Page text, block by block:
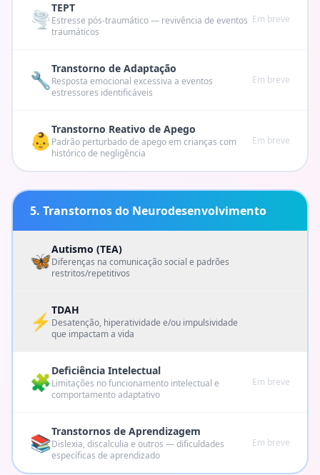
🌪️TEPT
Estresse pós-traumático — revivência de eventos
traumáticos
Em breve
🔧Transtorno de Adaptação
Resposta emocional excessiva a eventos
estressores identificáveis
Em breve
👶Transtorno Reativo de Apego
Padrão perturbado de apego em crianças com
histórico de negligência
Em breve
5. Transtornos do Neurodesenvolvimento
🦋Autismo (TEA)
Diferenças na comunicação social e padrões
restritos/repetitivos
⚡ TDAH
Desatenção, hiperatividade e/ou impulsividade
que impactam a vida
🧩Deficiência Intelectual
Limitações no funcionamento intelectual e
comportamento adaptativo
Em breve
📚Transtornos de Aprendizagem
Dislexia, discalculia e outros — dificuldades
específicas de aprendizado
Em breve